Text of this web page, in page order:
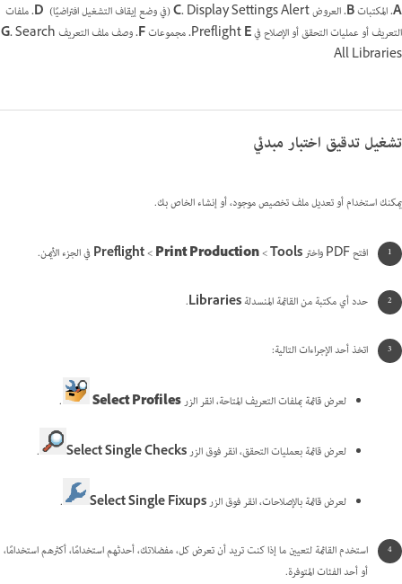
A. المكتباتB. العروض C.Display Settings Alert (في وضع إيقاف التشغيل افتراضيًا) D. ملفات
التعريف أو عمليات التحقق أو الإصلاح في PreflightE. مجموعاتF. وصف ملف التعريف G.Search
All Libraries
تشغيل تدقيق اختبار مبدئي
يمكنك استخدام أو تعديل ملف تخصيص موجود، أو إنشاء الخاص بك.
افتح PDF واختر Tools
‏ >
Print Production
‏ >
Preflightفي الجزء الأيمن.
حدد أي مكتبة من القائمة المنسدلةLibraries
.
اتخذ أحد الإجراءات التالية:
لعرض قائمة بملفات التعريف المتاحة، انقر الزرSelect Profiles
.
لعرض قائمة بعمليات التحقق، انقر فوق الزرSelect Single Checks
.
لعرض قائمة بالإصلاحات، انقر فوق الزرSelect Single Fixups
.
استخدم القائمة لتعيين ما إذا كنت تريد أن تعرض كل، مفضلاتك، أحدثهم استخدامًا، أكثرهم استخدامًا،
أو أحد الفئات المتوفرة.